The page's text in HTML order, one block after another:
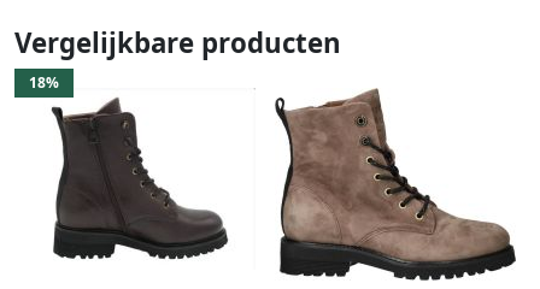
Vergelijkbare producten
18%